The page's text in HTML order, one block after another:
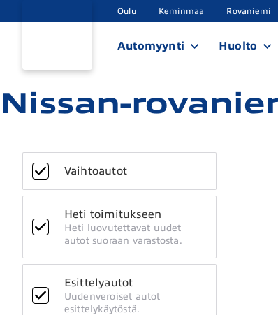
Oulu Keminmaa Rovaniemi
Automyynti Huolto
Nissan-
Vaihtoautot
Heti toimitukseen
Heti luovutettavat uudet
autot suoraan varastosta.
Esittelyautot
Uudenveroiset autot
esittelykäytöstä.